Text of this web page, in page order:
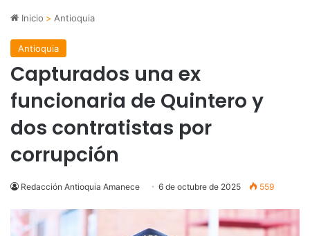
Inicio > Antioquia
Antioquia
Capturados una ex
funcionaria de Quintero y
dos contratistas por
corrupción
Redacción Antioquia Amanece 6 de octubre de 2025 559